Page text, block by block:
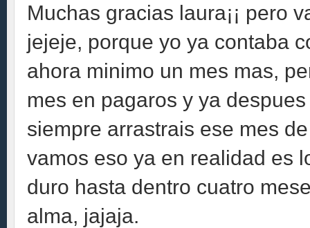
Muchas gracias laura¡¡ pero
jejeje, porque yo ya contaba
ahora minimo un mes mas,
mes en pagaros y ya
siempre arrastrais ese mes
vamos eso ya en realidad es
duro hasta dentro cuatro
alma, jajaja.